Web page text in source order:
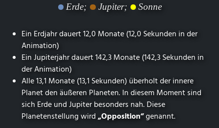
Erde; Jupiter; Sonne
Ein Erdjahr dauert 12,0 Monate (12,0 Sekunden in der
Animation)
Ein Jupiterjahr dauert 142,3 Monate (142,3 Sekunden in
der Animation)
Alle 13,1 Monate (13,1 Sekunden) überholt der innere
Planet den äußeren Planeten. In diesem Moment sind
sich Erde und Jupiter besonders nah. Diese
Planetenstellung wird„Opposition“genannt.